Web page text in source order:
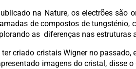
na Nature, os electrões são
de compostos de
as diferenças nas
criado cristais Wigner no
imagens do cristal, disse